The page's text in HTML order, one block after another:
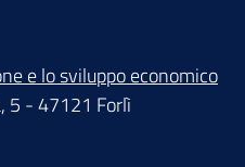
e lo sviluppo economico
5 - 47121 Forlì